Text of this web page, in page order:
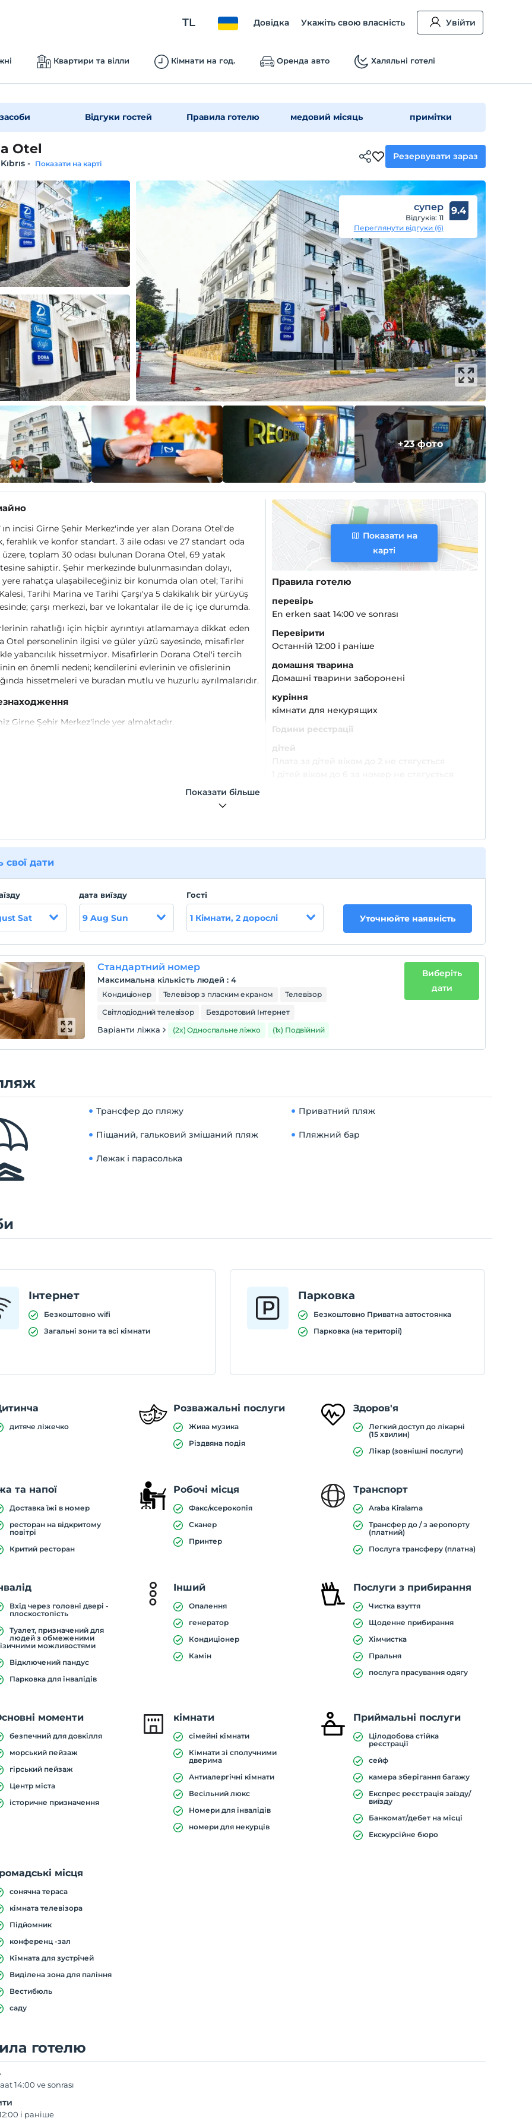
TL Довідка Укажіть свою власність Увійти
Квартири та вілли Кімнати на год. Оренда авто Халяльні готелі
Відгуки гостей Правила готелю медовий місяць примітки
Otel
- Показати на карті
Резервувати зараз
супер
Відгуків: 11
Переглянути відгуки (6)
9.4
+23 фото
incisi Girne Şehir Merkez'inde yer alan Dorana Otel'de
ferahlık ve konfor standart. 3 aile odası ve 27 standart oda
toplam 30 odası bulunan Dorana Otel, 69 yatak
sahiptir. Şehir merkezinde bulunmasından dolayı,
rahatça ulaşabileceğiniz bir konumda olan otel; Tarihi
Tarihi Marina ve Tarihi Çarşı'ya 5 dakikalık bir yürüyüş
çarşı merkezi, bar ve lokantalar ile de iç içe durumda.
rahatlığı için hiçbir ayrıntıyı atlamamaya dikkat eden
Otel personelinin ilgisi ve güler yüzü sayesinde, misafirler
yabancılık hissetmiyor. Misafirlerin Dorana Otel'i tercih
en önemli nedeni; kendilerini evlerinin ve ofislerinin
hissetmeleri ve buradan mutlu ve huzurlu ayrılmalarıdır.
Girne Şehir Merkez'inde yer almaktadır.
Показати на
карті
Правила готелю
перевірь
En erken saat 14:00 ve sonrası
Перевірити
Останній 12:00 і раніше
домашня тварина
Домашні тварини заборонені
куріння
кімнати для некурящих
Години реєстрації
дітей
Показати більше
свої дати
Sat
дата виїзду
9 Aug Sun
Гості
1 Кімнати, 2 дорослі Уточнюйте наявність
Стандартний номер
Максимальна кількість людей :4
Кондиціонер Телевізор з пласким екраном
Телевізор
Світлодіодний телевізор
Бездротовий Інтернет
Варіанти ліжка (2x) Односпальне ліжко (1x) Подвійний
Виберіть
дати
Трансфер до пляжу Приватний пляж
Піщаний, гальковий змішаний пляж Пляжний бар
Лежак і парасолька
Інтернет
Безкоштовно wifi
Загальні зони та всі кімнати
Парковка
Безкоштовно Приватна автостоянка
Парковка (на території)
дитяче ліжечко
Розважальні послуги
Жива музика
Різдвяна подія
Здоров'я
Легкий доступ до лікарні
(15 хвилин)
Лікар (зовнішні послуги)
та напої
Доставка їжі в номер
ресторан на відкритому
повітрі
Критий ресторан
Робочі місця
Факс/ксерокопія
Сканер
Принтер
Транспорт
Araba Kiralama
Трансфер до / з аеропорту
(платний)
Послуга трансферу (платна)
Вхід через головні двері -
плоскостопість
Туалет, призначений для
людей з обмеженими
можливостями
Відключений пандус
Парковка для інвалідів
Інший
Опалення
генератор
Кондиціонер
Камін
Послуги з прибирання
Чистка взуття
Щоденне прибирання
Хімчистка
Пральня
послуга прасування одягу
моменти
безпечний для довкілля
морський пейзаж
гірський пейзаж
Центр міста
історичне призначення
кімнати
сімейні кімнати
Кімнати зі сполучними
дверима
Антиалергічні кімнати
Весільний люкс
Номери для інвалідів
номери для некурців
Приймальні послуги
Цілодобова стійка
реєстрації
сейф
камера зберігання багажу
Експрес реєстрація заїзду/
виїзду
Банкомат/дебет на місці
Екскурсійне бюро
місця
сонячна тераса
кімната телевізора
Підйомник
конференц -зал
Кімната для зустрічей
Виділена зона для паління
Вестибюль
саду
готелю
14:00 ve sonrası
і раніше